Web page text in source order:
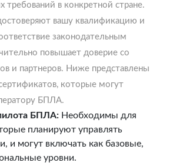
требований в конкретной стране.
вашу квалификацию и
законодательным
повышает доверие со
и партнеров. Ниже представлены
которые могут
БПЛА.
БПЛА: Необходимы для
планируют управлять
и могут включать как базовые,
уровни.